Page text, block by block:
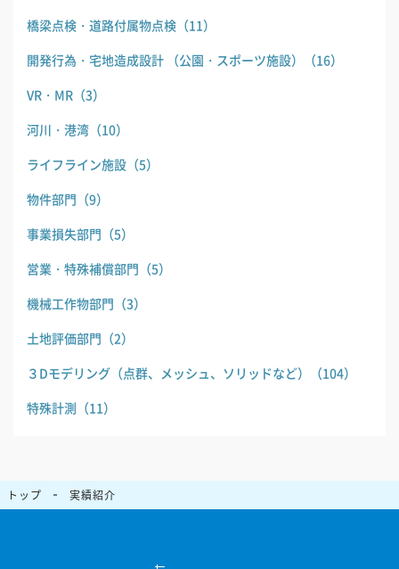
橋梁点検・道路付属物点検 （11）
開発行為・宅地造成設計 （公園・スポーツ施設）
（16）
VR・MR （3）
河川・港湾 （10）
ライフライン施設 （5）
物件部門 （9）
事業損失部門 （5）
営業・特殊補償部門 （5）
機械工作物部門 （3）
土地評価部門 （2）
３Dモデリング（点群、メッシュ、ソリッドなど）
（104）
特殊計測 （11）
トップ 実績紹介